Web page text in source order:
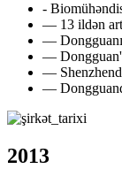
-
— 13 ildən
—
—
—
—
2013